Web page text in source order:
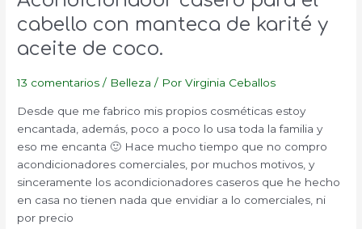
cabello con manteca de karité y
aceite de coco.
13 comentarios / Belleza / PorVirginia Ceballos
Desde que me fabrico mis propios cosméticas estoy
encantada, además, poco a poco lo usa toda la familia y
eso me encanta 🙂 Hace mucho tiempo que no compro
acondicionadores comerciales, por muchos motivos, y
sinceramente los acondicionadores caseros que he hecho
en casa no tienen nada que envidiar a lo comerciales, ni
por precio